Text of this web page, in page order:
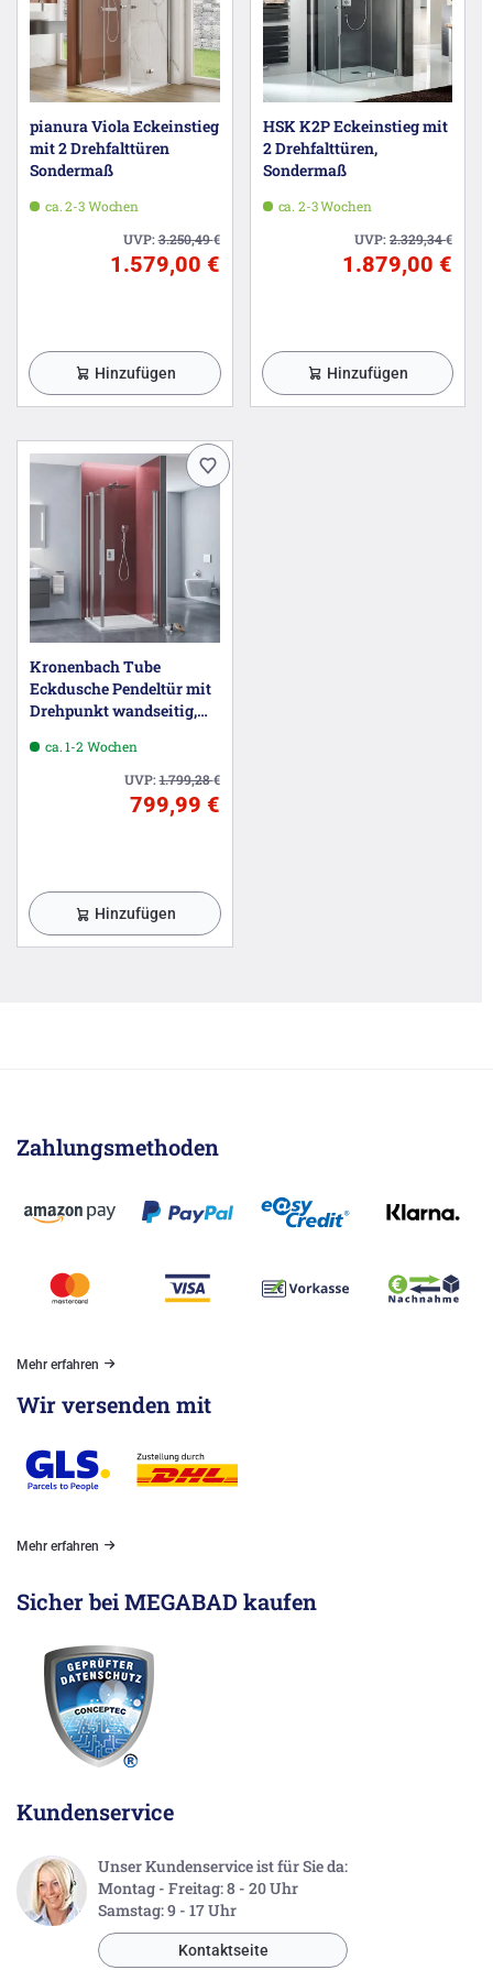
pianura Viola Eckeinstieg
mit 2 Drehfalttüren
Sondermaß
ca. 2-3 Wochen
UVP:3.250,49€
1.579,00 €
Hinzufügen
HSK K2P Eckeinstieg mit
2 Drehfalttüren,
Sondermaß
ca. 2-3 Wochen
UVP:2.329,34€
1.879,00 €
Hinzufügen
Kronenbach Tube
Eckdusche Pendeltür mit
Drehpunkt wandseitig,
rechts
ca. 1-2 Wochen
UVP:1.799,28€
799,99 €
Hinzufügen
Zahlungsmethoden
Mehr erfahren
Wir versenden mit
Mehr erfahren
Sicher bei MEGABAD kaufen
Kundenservice
Unser Kundenservice ist für Sie da:
Montag - Freitag: 8 - 20 Uhr
Samstag: 9 - 17 Uhr
Kontaktseite